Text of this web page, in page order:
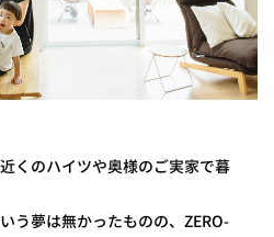
くのハイツや奥様のご実家で暮
う夢は無かったものの、ZERO-